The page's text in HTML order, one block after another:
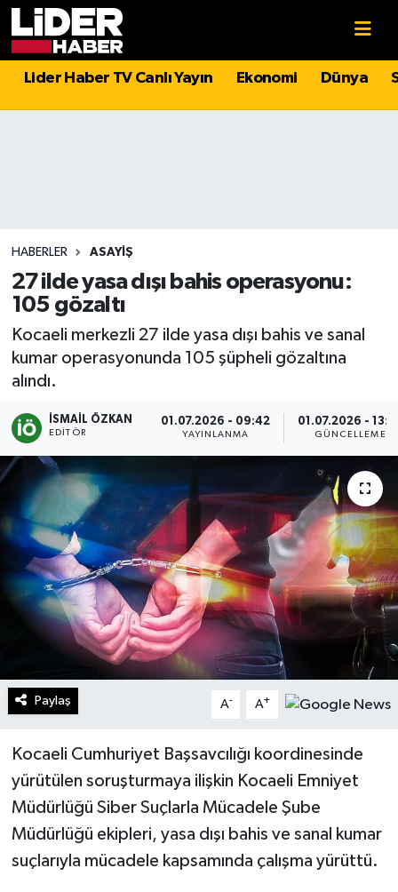
Lider Haber TV Canlı Yayın Ekonomi Dünya
HABERLER ASAYIŞ
27 ilde yasa dışı bahis operasyonu:
105 gözaltı
Kocaeli merkezli 27 ilde yasa dışı bahis ve sanal
kumar operasyonunda 105 şüpheli gözaltına
alındı.
İSMAIL ÖZKAN
EDITÖR
01.07.2026 - 09:42
YAYINLANMA
01.07.2026 -
GÜNCELLEME
Paylaş A- A+
Kocaeli Cumhuriyet Başsavcılığı koordinesinde
yürütülen soruşturmaya ilişkin Kocaeli Emniyet
Müdürlüğü Siber Suçlarla Mücadele Şube
Müdürlüğü ekipleri, yasa dışı bahis ve sanal kumar
suçlarıyla mücadele kapsamında çalışma yürüttü.
Politika
Magazin
Spor
Sağlık
Teknoloji
Turizm
Kültür - Sanat
Lider Haber TV Canlı Yayın izle
Hava Durumu
Süper Lig Puan Durumu ve Fikstür
Tüm Manşetler
Son Dakika Haberleri
Haber Arşivi